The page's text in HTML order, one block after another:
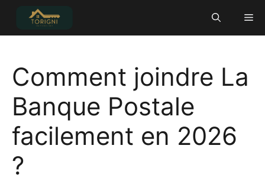
contenu
Comment joindre La
Banque Postale
facilement en 2026
?